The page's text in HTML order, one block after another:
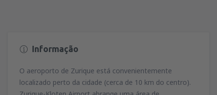
Informação
O aeroporto de Zurique está convenientemente
localizado perto da cidade (cerca de 10 km do centro).